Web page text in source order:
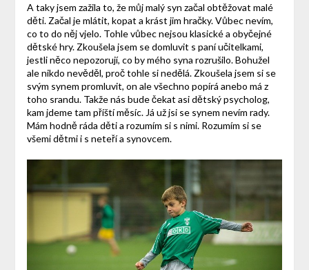
A taky jsem zažila to, že můj malý syn začal obtěžovat malé
děti. Začal je mlátit, kopat a krást jim hračky. Vůbec nevím,
co to do něj vjelo. Tohle vůbec nejsou klasické a obyčejné
dětské hry. Zkoušela jsem se domluvit s paní učitelkami,
jestli něco nepozorují, co by mého syna rozrušilo. Bohužel
ale nikdo nevěděl, proč tohle si nedělá. Zkoušela jsem si se
svým synem promluvit, on ale všechno popírá anebo má z
toho srandu. Takže nás bude čekat asi dětský psycholog,
kam jdeme tam příští měsíc. Já už jsi se synem nevím rady.
Mám hodně ráda děti a rozumím si s nimi. Rozumím si se
všemi dětmi i s neteří a synovcem.